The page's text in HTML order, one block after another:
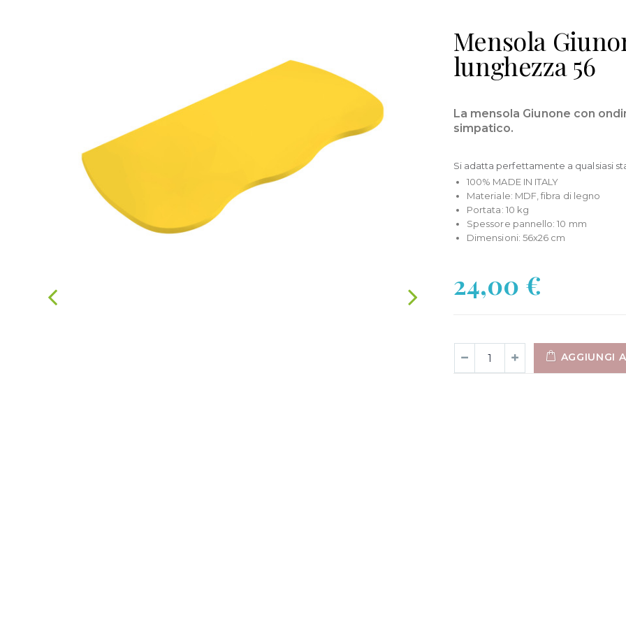
Mensola
lunghezza 56
La mensola Giunone con
simpatico.
Si adatta perfettamente a qualsiasi
100% MADE IN ITALY
Materiale: MDF, fibra di legno
Portata: 10 kg
Spessore pannello: 10 mm
Dimensioni: 56x26 cm
24,00 €
AGGIUNGI